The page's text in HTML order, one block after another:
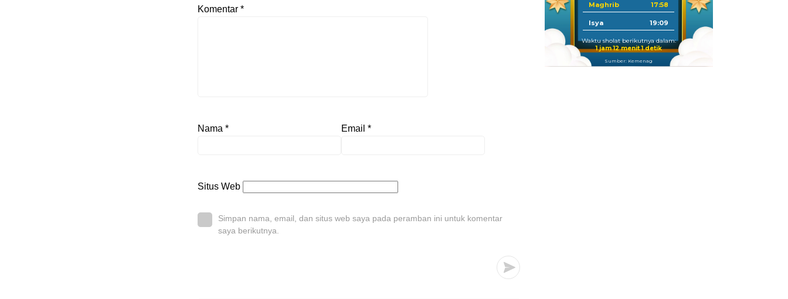
Komentar *
Nama * Email *
Situs Web
Simpan nama, email, dan situs web saya pada peramban ini untuk komentar
saya berikutnya.
Maghrib 17:58
Isya 19:09
Waktu sholat berikutnya dalam:
1 jam 12 menit 0 detik
Sumber: Kemenag